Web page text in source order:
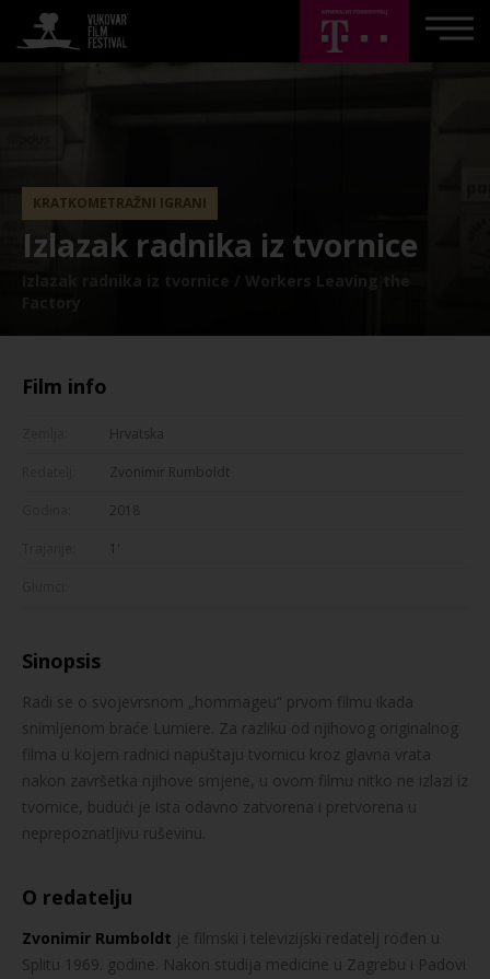
KRATKOMETRAŽNI IGRANI
Izlazak radnika iz tvornice
Izlazak radnika iz tvornice / Workers Leaving the
Film info
Hrvatska
Zvonimir Rumboldt
2018
1'
Sinopsis
Radi se o svojevrsnom „hommageu“ prvom filmu ikada
snimljenom braće Lumiere. Za razliku od njihovog originalnog
filma u kojem radnici napuštaju tvornicu kroz glavna vrata
nakon završetka njihove smjene, u ovom filmu nitko ne izlazi iz
tvornice, budući je ista odavno zatvorena i pretvorena u
neprepoznatljivu ruševinu.
O redatelju
Zvonimir Rumboldt je filmski i televizijski redatelj rođen u
Splitu 1969. godine. Nakon studija medicine u Zagrebu i Padovi